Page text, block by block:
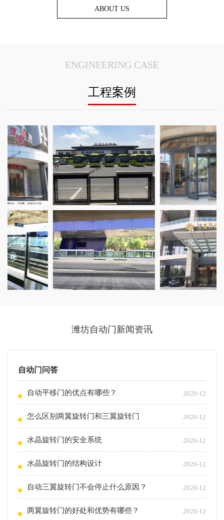
ABOUT US
ENGINEERING CASE
工程案例
宾馆项
安全门案例_亳州汽车站项目
苏州三翼自动旋转门案例_苏
成都磁
线高铁
台安全门案例_济南BRT城市快
南京溧水两翼旋转门案例_溧
江苏两
潍坊自动门新闻资讯
自动门问答
自动平移门的优点有哪些？ 2020-12
怎么区别两翼旋转门和三翼旋转门 2020-12
水晶旋转门的安全系统 2020-12
水晶旋转门的结构设计 2020-12
自动三翼旋转门不会停止什么原因？ 2020-12
两翼旋转门的好处和优势有哪些？ 2020-12